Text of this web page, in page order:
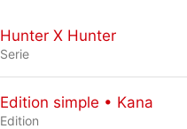
Hunter X Hunter
Serie
Edition simple • Kana
Edition